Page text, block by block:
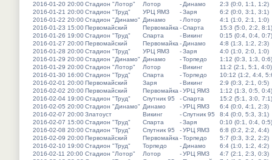
2016-01-20 20:00Стадион "Лотор" Лотор - Динамо
2:3 (0:0, 1:1, 1:2)
2016-01-21 20:00Стадион "Труд" УРЦ ЯМЗ -Заря
6:2 (0:0, 3:1, 3:1)
2016-01-22 20:00Стадион "Динамо" Динамо - Лотор
4:1 (1:0, 2:1, 1:0)
2016-01-23 15:00Первомайский Первомайка -Спарта
15:3 (5:0, 2:2, 8:1)
2016-01-26 19:00Стадион "Труд" Спарта -Викинг
0:15 (0:4, 0:4, 0:7)
2016-01-27 20:00Первомайский Первомайка - Динамо
4:8 (1:3, 1:2, 2:3)
2016-01-28 20:00Стадион "Труд" УРЦ ЯМЗ -Заря
4:0 (1:0, 2:0, 1:0)
2016-01-29 20:00Стадион "Динамо" Динамо -Торпедо
1:12 (0:3, 1:3, 0:6)
2016-01-29 20:00Стадион "Лотор" Лотор -Викинг
11:2 (2:1, 5:1, 4:0)
2016-01-30 16:00Стадион "Труд" Спарта -Торпедо
10:12 (1:2, 4:4,
2016-02-01 20:00Первомайский Заря -Викинг
2:9 (0:3, 2:1, 0:5)
2016-02-02 20:00Первомайский Первомайка -УРЦ ЯМЗ
1:12 (1:3, 0:5, 0:4)
2016-02-04 19:00Стадион "Труд" Спутник 95 -Спарта
15:2 (5:1, 3:0, 7:1)
2016-02-05 20:00Стадион "Динамо" Динамо -УРЦ ЯМЗ
6:4 (0:0, 4:1, 2:3)
2016-02-07 20:00Златоуст Викинг -Спутник 95
8:4 (0:0, 5:3, 3:1)
2016-02-07 15:00Стадион "Труд" Спарта -Заря
0:10 (0:1, 0:4, 0:5)
2016-02-08 20:00Стадион "Труд" Спутник 95 -УРЦ ЯМЗ
6:8 (0:2, 2:2, 4:4)
2016-02-09 20:00Первомайский Первомайка -Торпедо
5:7 (0:3, 3:2, 2:2)
2016-02-10 19:00Стадион "Труд" Торпедо - Динамо
6:4 (1:0, 1:2, 4:2)
2016-02-11 20:00 Стадион "Лотор" Лотор -УРЦ ЯМЗ
4:7 (2:1, 2:3, 0:3)